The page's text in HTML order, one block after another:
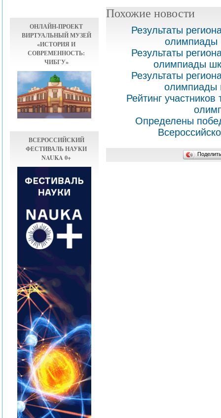
ОНЛАЙН-ПРОЕКТ
ВИРТУАЛЬНЫЙ МУЗЕЙ
«ИСТОРИЯ И
СОВРЕМЕННОСТЬ:
ЧИБГУ»
ВСЕРОССИЙСКИЙ
ФЕСТИВАЛЬ НАУКИ
NAUKA 0+
Похожие новости
Результаты
олимпиады
Результаты
олимпиады
Результаты
олимпиады
Рейтинг участников
Определены